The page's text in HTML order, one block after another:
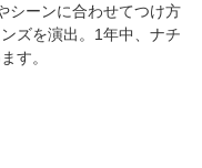
シーンに合わせてつけ方
ズを演出。1年中、ナチ
す。